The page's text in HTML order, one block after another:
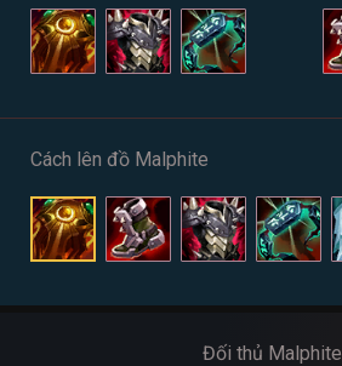
Cách lên đồ Malphite
Đối thủ Malphite